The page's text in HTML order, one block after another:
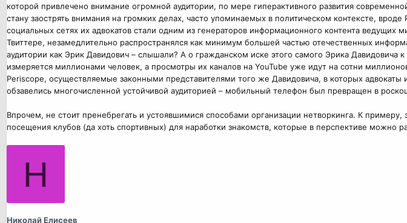
которой привлечено внимание огромной аудитории, по мере гиперактивного развития
стану заострять внимания на громких делах, часто упоминаемых в политическом контексте,
социальных сетях их адвокатов стали одним из генераторов информационного контента
Твиттере, незамедлительно распространялся как минимум большей частью отечественных
аудитории как Эрик Давидович – слышали? А о гражданском иске этого самого Эрика Давидовича
измеряется миллионами человек, а просмотры их каналов на YouTube уже идут на сотни
Periscope, осуществляемые законными представителями того же Давидовича, в которых
обзавелись многочисленной устойчивой аудиторией – мобильный телефон был превращен в
Впрочем, не стоит пренебрегать и устоявшимися способами организации нетворкинга. К
посещения клубов (да хоть спортивных) для наработки знакомств, которые в перспективе можно
Н
Николай Елисеев